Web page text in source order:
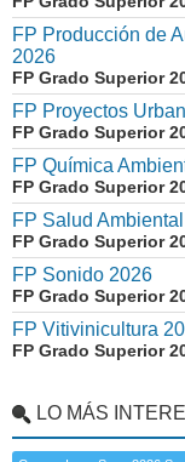
FP Producción de
2026
FP Grado Superior
FP Proyectos
FP Grado Superior
FP Química
FP Grado Superior
FP Salud
FP Grado Superior
FP Sonido 2026
FP Grado Superior
FP Vitivinicultura
FP Grado Superior
LO MÁS